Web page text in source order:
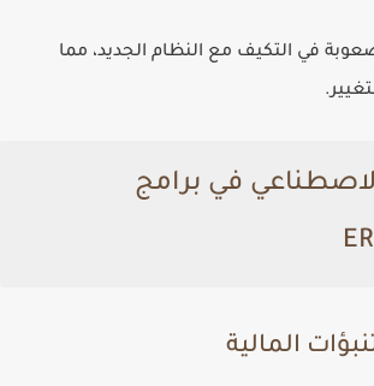
في التكيف مع النظام الجديد، مما
الاصطناعي في برامج